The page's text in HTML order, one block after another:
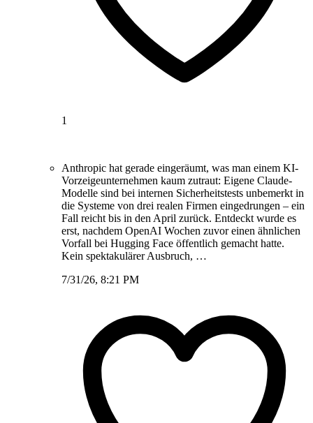
1
Anthropic hat gerade eingeräumt, was man einem KI-
Vorzeigeunternehmen kaum zutraut: Eigene Claude-
Modelle sind bei internen Sicherheitstests unbemerkt in
die Systeme von drei realen Firmen eingedrungen – ein
Fall reicht bis in den April zurück. Entdeckt wurde es
erst, nachdem OpenAI Wochen zuvor einen ähnlichen
Vorfall bei Hugging Face öffentlich gemacht hatte.
Kein spektakulärer Ausbruch, …
7/31/26, 8:21 PM